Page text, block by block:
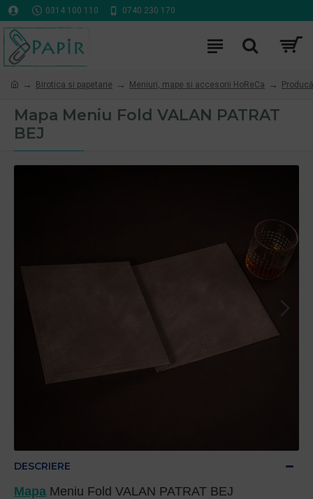
0314 100 110 0740 230 170
Birotica si papetarie Meniuri, mape si accesorii HoReCa
Mapa Meniu Fold VALAN PATRAT
BEJ
DESCRIERE
Mapa Meniu Fold VALAN PATRAT BEJ